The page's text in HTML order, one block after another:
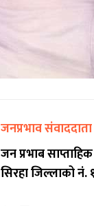
जनप्रभाव संवाददाता
जन प्रभाब
सिरहा जिल्लाको